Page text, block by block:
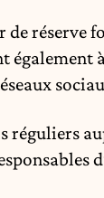
de réserve